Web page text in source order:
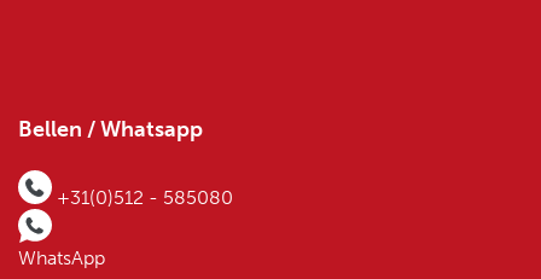
Bellen / Whatsapp
+31(0)512 - 585080
WhatsApp